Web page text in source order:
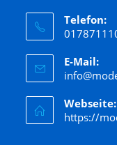
Telefon:
E-Mail:
Webseite:
https://